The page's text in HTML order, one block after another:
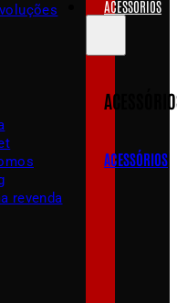
ACESSÓRIOS
ACESSÓRIOS
revenda